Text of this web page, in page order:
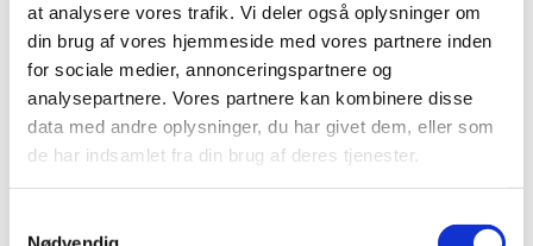
at analysere vores trafik. Vi deler også oplysninger om
din brug af vores hjemmeside med vores partnere inden
for sociale medier, annonceringspartnere og
analysepartnere. Vores partnere kan kombinere disse
data med andre oplysninger, du har givet dem, eller som
de har indsamlet fra din brug af deres tjenester.
Bedst sælgende i Sikkerhedsknive og -
bokse